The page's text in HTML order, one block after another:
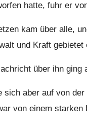
hatte, fuhr er
kam über alle,
und Kraft
über ihn ging
sich aber auf von
von einem